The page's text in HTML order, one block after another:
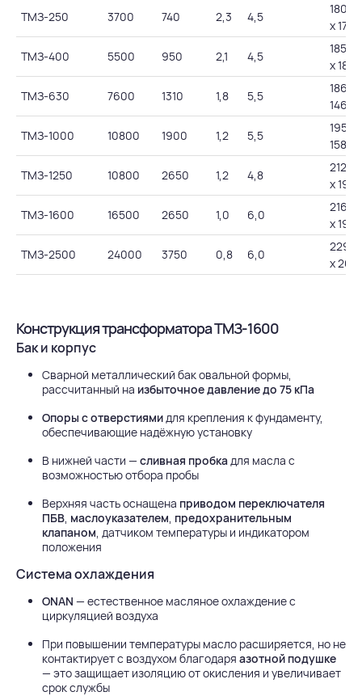
ТМЗ-250 3700 740 2,3 4,5
1800
х 1750
ТМЗ-400
5500 950 2,1 4,5
1850
х 1800
ТМЗ-630
7600 1310 1,8 5,5
1863
1465
ТМЗ-1000
10800 1900 1,2 5,5
1955
1580
ТМЗ-1250
10800 2650 1,2 4,8
2120
х 1985
ТМЗ-1600
16500 2650 1,0 6,0
2160
х 1985
ТМЗ-2500
24000 3750 0,8 6,0
2290
х
Конструкция трансформатора ТМЗ-1600
Бак и корпус
Сварной металлический бак овальной формы,
рассчитанный на избыточное давление до 75 кПа
Опоры с отверстиямидля крепления к фундаменту,
обеспечивающие надёжную установку
В нижней части — сливная пробкадля масла с
возможностью отбора пробы
Верхняя часть оснащена приводом переключателя
ПБВ, маслоуказателем, предохранительным
клапаном, датчиком температуры и индикатором
положения
Система охлаждения
ONAN — естественное масляное охлаждение с
циркуляцией воздуха
При повышении температуры масло расширяется, но не
контактирует с воздухом благодаря азотной подушке
— это защищает изоляцию от окисления и увеличивает
срок службы